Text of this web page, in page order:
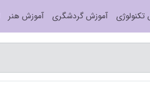
آموزش گردشگری آموزش هنر